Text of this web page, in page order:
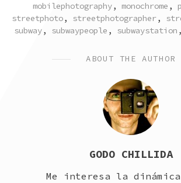
mobilephotography, monochrome ,
streetphoto, streetphotographer,
subway, subwaypeople , subwaystation ,
ABOUT THE AUTHOR
GODO CHILLIDA
Me interesa la